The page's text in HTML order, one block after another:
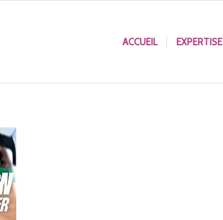
ACCUEIL EXPERTISE